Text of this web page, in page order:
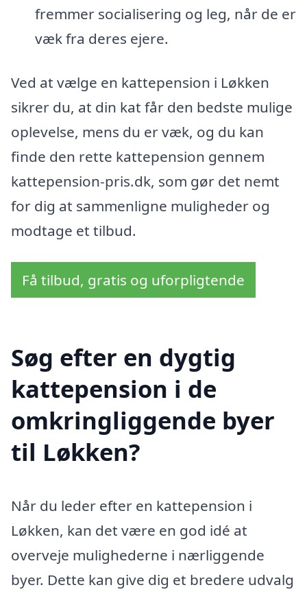
fremmer socialisering og leg, når de er
væk fra deres ejere.
Ved at vælge en kattepension i Løkken
sikrer du, at din kat får den bedste mulige
oplevelse, mens du er væk, og du kan
finde den rette kattepension gennem
kattepension-pris.dk, som gør det nemt
for dig at sammenligne muligheder og
modtage et tilbud.
Få tilbud, gratis og uforpligtende
Søg efter en dygtig
kattepension i de
omkringliggende byer
til Løkken?
Når du leder efter en kattepension i
Løkken, kan det være en god idé at
overveje mulighederne i nærliggende
byer. Dette kan give dig et bredere udvalg